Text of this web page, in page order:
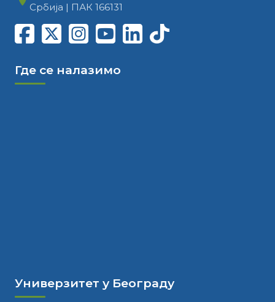
Србија | ПАК 166131
Где се налазимо
Универзитет у Београду